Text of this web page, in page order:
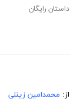
داستان رایگان
از: محمدامین زینلی